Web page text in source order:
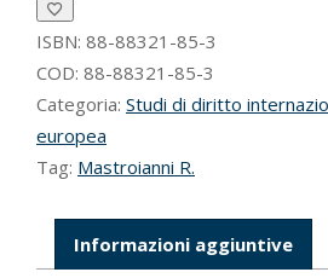
tra
ordinamento
interno
ordinamento
comunitario
quantità
ISBN: 88-88321-85-3
COD: 88-88321-85-3
Categoria: Studi di diritto
europea
Tag: Mastroianni R.
Informazioni aggiuntive